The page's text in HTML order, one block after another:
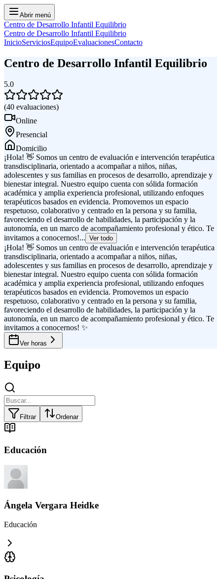
Abrir menú
Centro de Desarrollo Infantil Equilibrio
Centro de Desarrollo Infantil Equilibrio
InicioServiciosEquipoEvaluacionesContacto
Centro de Desarrollo Infantil Equilibrio
5.0
(40 evaluaciones)
Online
Presencial
Domicilio
¡Hola! 👋 Somos un centro de evaluación e intervención terapéutica
transdisciplinaria, orientado a acompañar a niños, niñas,
adolescentes y sus familias en procesos de desarrollo, aprendizaje y
bienestar integral. Nuestro equipo cuenta con sólida formación
académica y amplia experiencia profesional, utilizando enfoques
terapéuticos basados en evidencia. Promovemos un espacio
respetuoso, colaborativo y centrado en la persona y su familia,
favoreciendo el desarrollo de habilidades, la participación y la
autonomía, en un marco de acompañamiento profesional y ético. Te
invitamos a conocernos!... Ver todo
¡Hola! 👋 Somos un centro de evaluación e intervención terapéutica
transdisciplinaria, orientado a acompañar a niños, niñas,
adolescentes y sus familias en procesos de desarrollo, aprendizaje y
bienestar integral. Nuestro equipo cuenta con sólida formación
académica y amplia experiencia profesional, utilizando enfoques
terapéuticos basados en evidencia. Promovemos un espacio
respetuoso, colaborativo y centrado en la persona y su familia,
favoreciendo el desarrollo de habilidades, la participación y la
autonomía, en un marco de acompañamiento profesional y ético. Te
invitamos a conocernos! ✨
Ver horas
Equipo
Filtrar Ordenar
Educación
Ángela Vergara Heidke
Educación